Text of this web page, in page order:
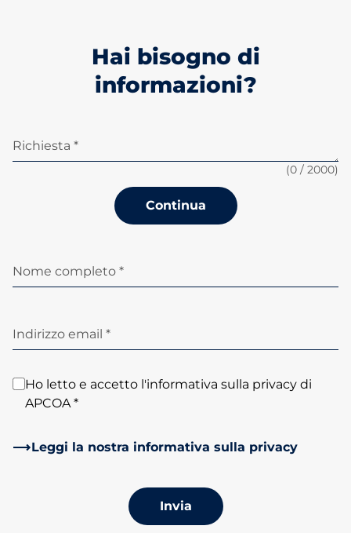
Hai bisogno di
informazioni?
Richiesta *
(0 / 2000)
Continua
Nome completo *
Indirizzo email *
Ho letto e accetto l'informativa sulla privacy di
APCOA *
Leggi la nostra informativa sulla privacy
Invia